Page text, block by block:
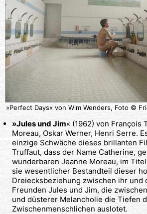
»Perfect Days« von Wim Wenders, Foto ©
»Jules und Jim« (1962) von François
Moreau, Oskar Werner, Henri Serre.
einzige Schwäche dieses brillanten
Truffaut, dass der Name Catherine,
wunderbaren Jeanne Moreau, im
sie wesentlicher Bestandteil dieser
Dreiecksbeziehung zwischen ihr und
Freunden Jules und Jim, die
und düsterer Melancholie die Tiefen
Zwischenmenschlichen auslotet.